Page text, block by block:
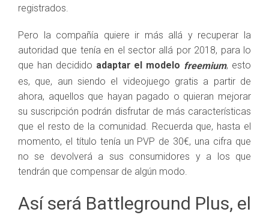
registrados.
Pero la compañía quiere ir más allá y recuperar la
autoridad que tenía en el sector allá por 2018, para lo
que han decidido adaptar el modelo freemium, esto
es, que, aun siendo el videojuego gratis a partir de
ahora, aquellos que hayan pagado o quieran mejorar
su suscripción podrán disfrutar de más características
que el resto de la comunidad. Recuerda que, hasta el
momento, el título tenía un PVP de 30€, una cifra que
no se devolverá a sus consumidores y a los que
tendrán que compensar de algún modo.
Así será Battleground Plus, el